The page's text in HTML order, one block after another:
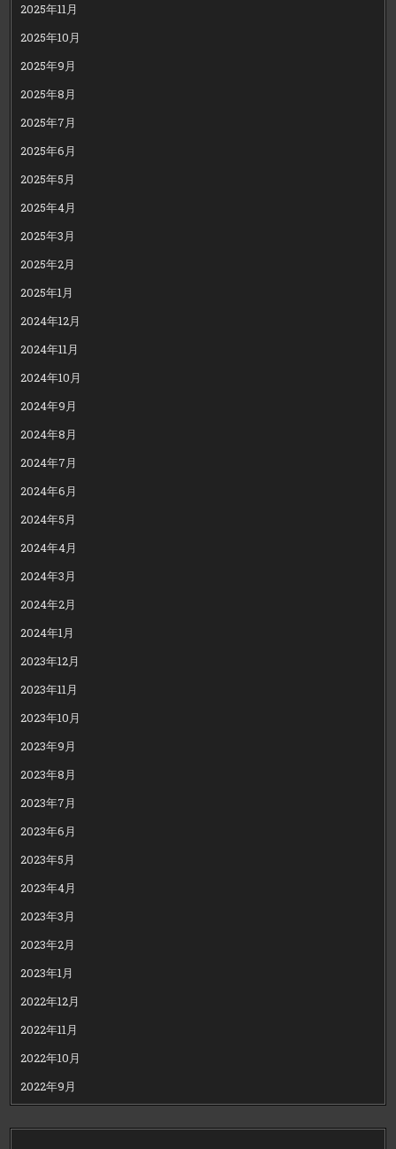
2025年11月
2025年10月
2025年9月
2025年8月
2025年7月
2025年6月
2025年5月
2025年4月
2025年3月
2025年2月
2025年1月
2024年12月
2024年11月
2024年10月
2024年9月
2024年8月
2024年7月
2024年6月
2024年5月
2024年4月
2024年3月
2024年2月
2024年1月
2023年12月
2023年11月
2023年10月
2023年9月
2023年8月
2023年7月
2023年6月
2023年5月
2023年4月
2023年3月
2023年2月
2023年1月
2022年12月
2022年11月
2022年10月
2022年9月